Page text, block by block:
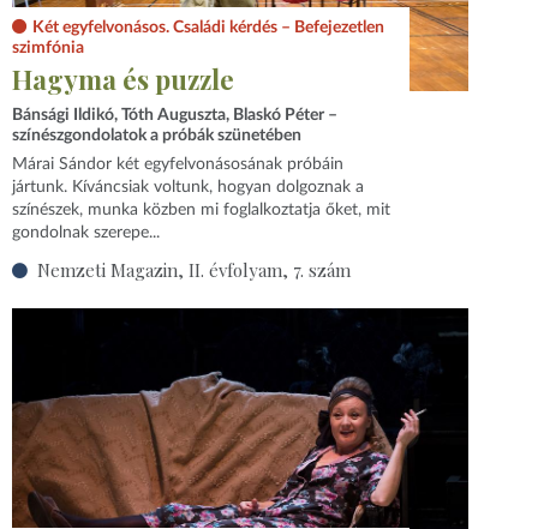
Két egyfelvonásos. Családi kérdés – Befejezetlen
szimfónia
Hagyma és puzzle
Bánsági Ildikó, Tóth Auguszta, Blaskó Péter –
színészgondolatok a próbák szünetében
Márai Sándor két egyfelvonásosának próbáin
jártunk. Kíváncsiak voltunk, hogyan dolgoznak a
színészek, munka közben mi foglalkoztatja őket, mit
gondolnak szerepe...
Nemzeti Magazin, II. évfolyam, 7. szám